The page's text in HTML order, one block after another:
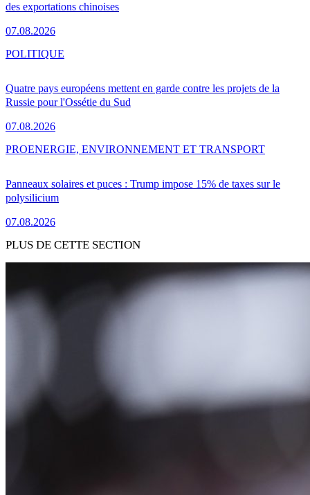
des exportations chinoises
07.08.2026
Quatre pays européens mettent en garde contre les projets de la
Russie pour l'Ossétie du Sud
07.08.2026
POLITIQUE
Panneaux solaires et puces : Trump impose 15% de taxes sur le
polysilicium
07.08.2026
PROENERGIE, ENVIRONNEMENT ET TRANSPORT
PLUS DE CETTE SECTION